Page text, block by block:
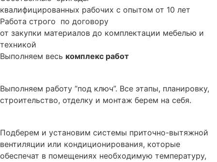
квалифицированных рабочих с опытом от 10 лет
Работа строго по договору
от закупки материалов до комплектации мебелью и
техникой
Выполняем весь комплекс работ
Выполняем работу “под ключ”. Все этапы, планировку,
строительство, отделку и монтаж берем на себя.
Подберем и установим системы приточно-вытяжной
вентиляции или кондиционирования, которые
обеспечат в помещениях необходимую температуру,